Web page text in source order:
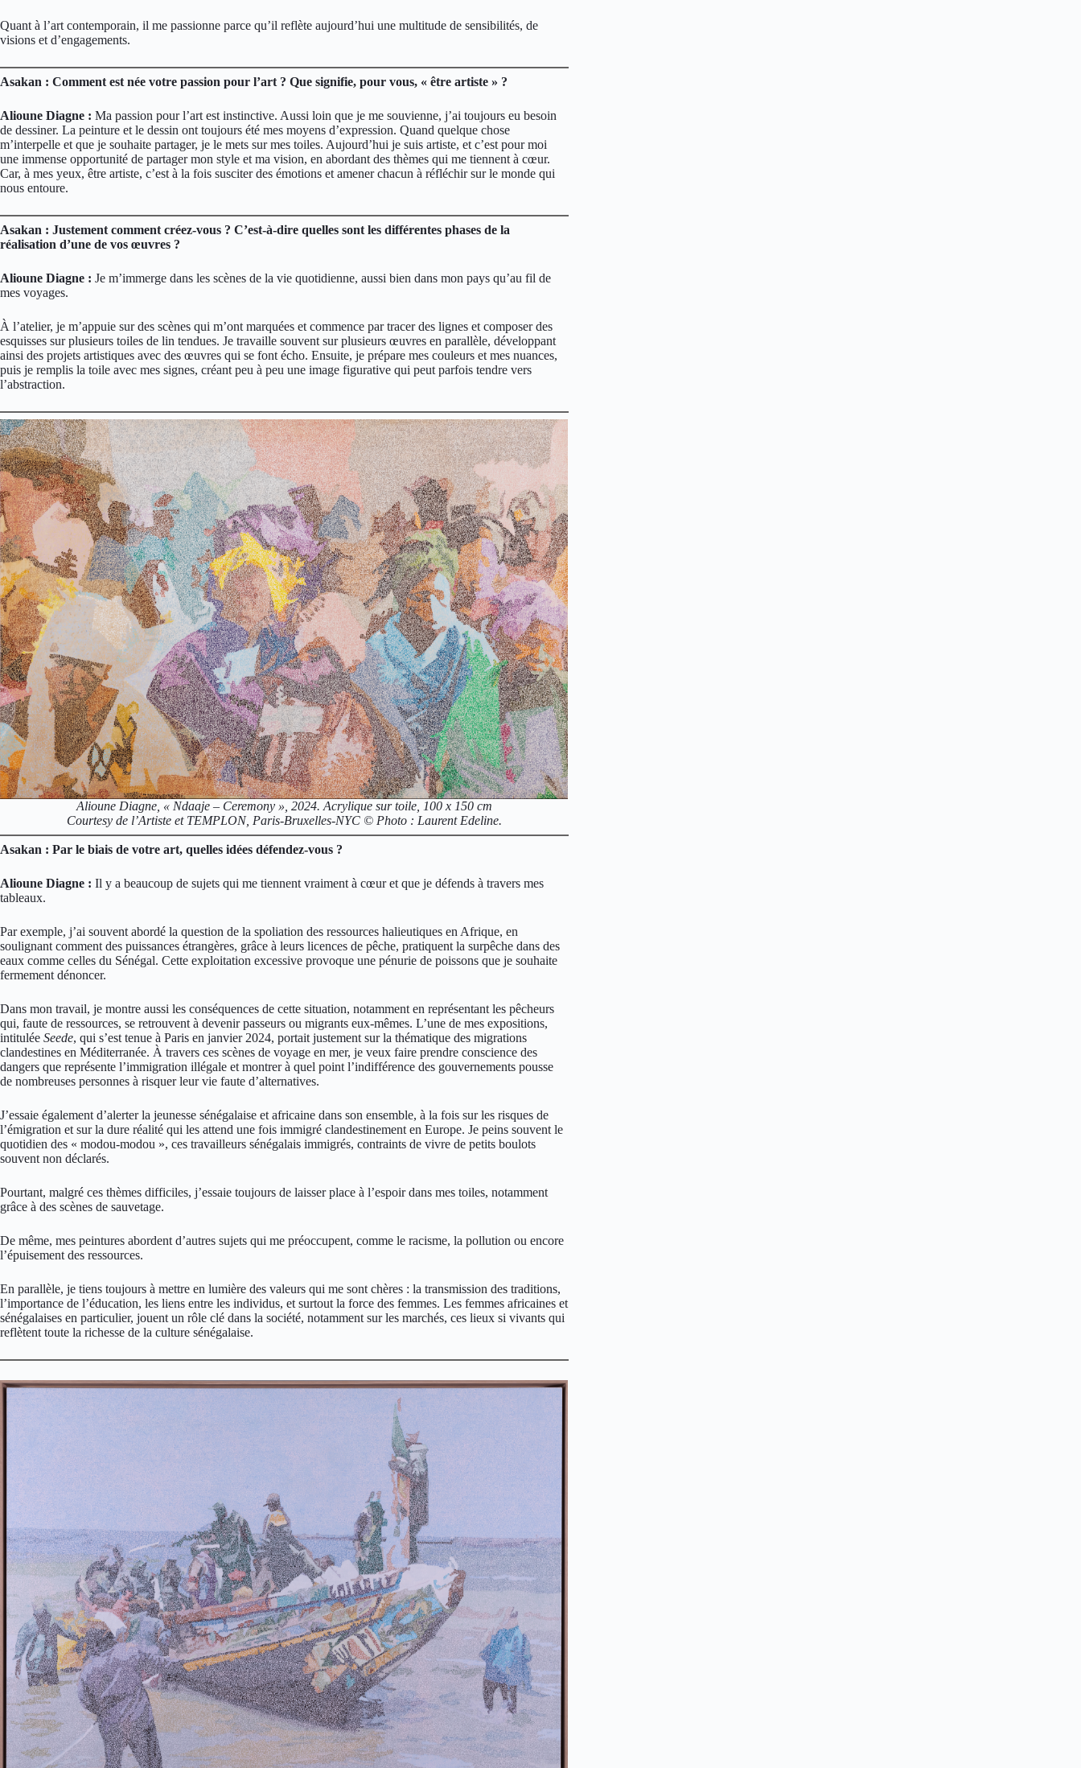
Quant à l’art contemporain, il me passionne parce qu’il reflète aujourd’hui une multitude de sensibilités, de
visions et d’engagements.
Asakan : Comment est née votre passion pour l’art ? Que signifie, pour vous, « être artiste » ?
Alioune Diagne : Ma passion pour l’art est instinctive. Aussi loin que je me souvienne, j’ai toujours eu besoin
de dessiner. La peinture et le dessin ont toujours été mes moyens d’expression. Quand quelque chose
m’interpelle et que je souhaite partager, je le mets sur mes toiles. Aujourd’hui je suis artiste, et c’est pour moi
une immense opportunité de partager mon style et ma vision, en abordant des thèmes qui me tiennent à cœur.
Car, à mes yeux, être artiste, c’est à la fois susciter des émotions et amener chacun à réfléchir sur le monde qui
nous entoure.
Asakan : Justement comment créez-vous ? C’est-à-dire quelles sont les différentes phases de la
réalisation d’une de vos œuvres ?
Alioune Diagne : Je m’immerge dans les scènes de la vie quotidienne, aussi bien dans mon pays qu’au fil de
mes voyages.
À l’atelier, je m’appuie sur des scènes qui m’ont marquées et commence par tracer des lignes et composer des
esquisses sur plusieurs toiles de lin tendues. Je travaille souvent sur plusieurs œuvres en parallèle, développant
ainsi des projets artistiques avec des œuvres qui se font écho. Ensuite, je prépare mes couleurs et mes nuances,
puis je remplis la toile avec mes signes, créant peu à peu une image figurative qui peut parfois tendre vers
l’abstraction.
Alioune Diagne, « Ndaaje – Ceremony », 2024. Acrylique sur toile, 100 x 150 cm
Courtesy de l’Artiste et TEMPLON, Paris-Bruxelles-NYC © Photo : Laurent Edeline.
Asakan : Par le biais de votre art, quelles idées défendez-vous ?
Alioune Diagne : Il y a beaucoup de sujets qui me tiennent vraiment à cœur et que je défends à travers mes
tableaux.
Par exemple, j’ai souvent abordé la question de la spoliation des ressources halieutiques en Afrique, en
soulignant comment des puissances étrangères, grâce à leurs licences de pêche, pratiquent la surpêche dans des
eaux comme celles du Sénégal. Cette exploitation excessive provoque une pénurie de poissons que je souhaite
fermement dénoncer.
Dans mon travail, je montre aussi les conséquences de cette situation, notamment en représentant les pêcheurs
qui, faute de ressources, se retrouvent à devenir passeurs ou migrants eux-mêmes. L’une de mes expositions,
intitulée Seede, qui s’est tenue à Paris en janvier 2024, portait justement sur la thématique des migrations
clandestines en Méditerranée. À travers ces scènes de voyage en mer, je veux faire prendre conscience des
dangers que représente l’immigration illégale et montrer à quel point l’indifférence des gouvernements pousse
de nombreuses personnes à risquer leur vie faute d’alternatives.
J’essaie également d’alerter la jeunesse sénégalaise et africaine dans son ensemble, à la fois sur les risques de
l’émigration et sur la dure réalité qui les attend une fois immigré clandestinement en Europe. Je peins souvent le
quotidien des « modou-modou », ces travailleurs sénégalais immigrés, contraints de vivre de petits boulots
souvent non déclarés.
Pourtant, malgré ces thèmes difficiles, j’essaie toujours de laisser place à l’espoir dans mes toiles, notamment
grâce à des scènes de sauvetage.
De même, mes peintures abordent d’autres sujets qui me préoccupent, comme le racisme, la pollution ou encore
l’épuisement des ressources.
En parallèle, je tiens toujours à mettre en lumière des valeurs qui me sont chères : la transmission des traditions,
l’importance de l’éducation, les liens entre les individus, et surtout la force des femmes. Les femmes africaines et
sénégalaises en particulier, jouent un rôle clé dans la société, notamment sur les marchés, ces lieux si vivants qui
reflètent toute la richesse de la culture sénégalaise.